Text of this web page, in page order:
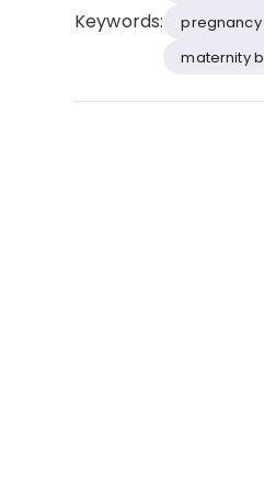
Keywords:
pregnancy
maternity